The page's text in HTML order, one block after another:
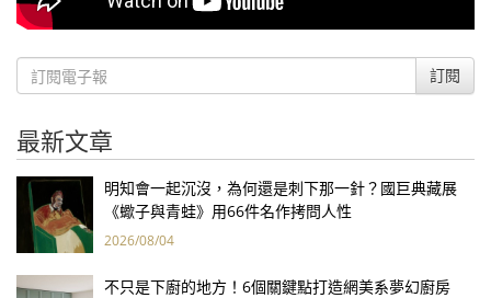
訂閱
最新文章
明知會一起沉沒，為何還是刺下那一針？國巨典藏展
《蠍子與青蛙》用66件名作拷問人性
2026/08/04
不只是下廚的地方！6個關鍵點打造網美系夢幻廚房